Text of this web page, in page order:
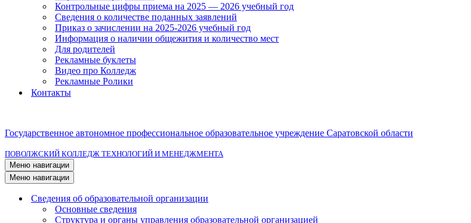
Контрольные цифры приема на 2025 — 2026 учебный год
Сведения о количестве поданных заявлений
Приказ о зачислении на 2025-2026 учебный год
Информация о наличии общежития и количество мест
Для родителей
Рекламные буклеты
Видео про Колледж
Рекламные Ролики
Контакты
Государственное автономное профессиональное образовательное учреждение Саратовской области
ПОВОЛЖСКИЙ КОЛЛЕДЖ ТЕХНОЛОГИЙ И МЕНЕДЖМЕНТА
Меню навигации
Меню навигации
Сведения об образовательной организации
Основные сведения
Структура и органы управления образовательной организацией